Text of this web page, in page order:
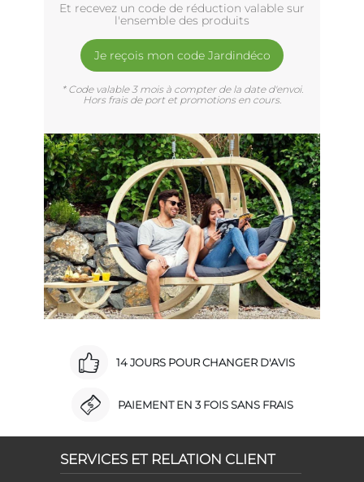
Et recevez un code de réduction valable sur
l'ensemble des produits
Je reçois mon code Jardindéco
* Code valable 3 mois à compter de la date d'envoi.
Hors frais de port et promotions en cours.
14 JOURS POUR CHANGER D'AVIS
PAIEMENT EN 3 FOIS SANS FRAIS
SERVICES ET RELATION CLIENT